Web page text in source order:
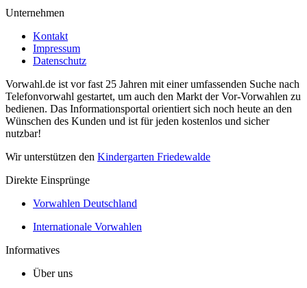
Unternehmen
Kontakt
Impressum
Datenschutz
Vorwahl.de ist vor fast 25 Jahren mit einer umfassenden Suche nach
Telefonvorwahl gestartet, um auch den Markt der Vor-Vorwahlen zu
bedienen. Das Informationsportal orientiert sich noch heute an den
Wünschen des Kunden und ist für jeden kostenlos und sicher
nutzbar!
Wir unterstützen den Kindergarten Friedewalde
Direkte Einsprünge
Vorwahlen Deutschland
Internationale Vorwahlen
Informatives
Über uns